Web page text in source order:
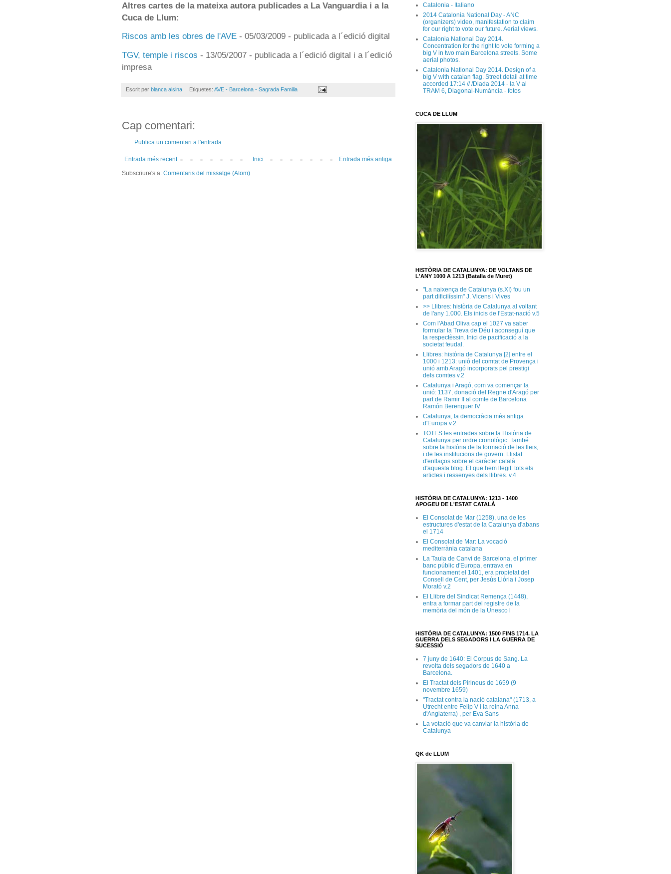
Altres cartes de la mateixa autora publicades a La Vanguardia i a la
Cuca de Llum:
Riscos amb les obres de l'AVE - 05/03/2009 - publicada a l´edició digital
TGV, temple i riscos - 13/05/2007 - publicada a l´edició digital i a l´edició
impresa
Escrit per blanca alsina Etiquetes: AVE - Barcelona - Sagrada Familia
Cap comentari:
Publica un comentari a l'entrada
Entrada més recent Entrada més antiga
Inici
Subscriure's a: Comentaris del missatge (Atom)
Catalonia - Italiano
2014 Catalonia National Day - ANC
(organizers) video, manifestation to claim
for our right to vote our future. Aerial views.
Catalonia National Day 2014.
Concentration for the right to vote forming a
big V in two main Barcelona streets. Some
aerial photos.
Catalonia National Day 2014. Design of a
big V with catalan flag. Street detail at time
accorded 17:14 // /Diada 2014 - la V al
TRAM 6, Diagonal-Numància - fotos
CUCA DE LLUM
HISTÒRIA DE CATALUNYA: DE VOLTANS DE
L'ANY 1000 A 1213 (Batalla de Muret)
"La naixença de Catalunya (s.XI) fou un
part dificilíssim" J. Vicens i Vives
>> Llibres: història de Catalunya al voltant
de l'any 1.000. Els inicis de l'Estat-nació v.5
Com l'Abad Oliva cap el 1027 va saber
formular la Treva de Déu i aconseguí que
la respectèssin. Inici de pacificació a la
societat feudal.
Llibres: història de Catalunya [2] entre el
1000 i 1213: unió del comtat de Provença i
unió amb Aragó incorporats pel prestigi
dels comtes v.2
Catalunya i Aragó, com va començar la
unió: 1137, donació del Regne d'Aragó per
part de Ramir II al comte de Barcelona
Ramón Berenguer IV
Catalunya, la democràcia més antiga
d'Europa v.2
TOTES les entrades sobre la Història de
Catalunya per ordre cronològic. També
sobre la història de la formació de les lleis,
i de les institucions de govern. Llistat
d'enllaços sobre el caràcter català
d'aquesta blog. El que hem llegit: tots els
articles i ressenyes dels llibres. v.4
HISTÒRIA DE CATALUNYA: 1213 - 1400
APOGEU DE L'ESTAT CATALÀ
El Consolat de Mar (1258), una de les
estructures d'estat de la Catalunya d'abans
el 1714
El Consolat de Mar: La vocació
mediterrània catalana
La Taula de Canvi de Barcelona, el primer
banc públic d'Europa, entrava en
funcionament el 1401, era propietat del
Consell de Cent, per Jesús Llòria i Josep
Morató v.2
El Llibre del Sindicat Remença (1448),
entra a formar part del registre de la
memòria del món de la Unesco l
HISTÒRIA DE CATALUNYA: 1500 FINS 1714. LA
GUERRA DELS SEGADORS I LA GUERRA DE
SUCESSIÓ
7 juny de 1640: El Corpus de Sang. La
revolta dels segadors de 1640 a
Barcelona.
El Tractat dels Pirineus de 1659 (9
novembre 1659)
"Tractat contra la nació catalana" (1713, a
Utrecht entre Felip V i la reina Anna
d'Anglaterra) , per Eva Sans
La votació que va canviar la història de
Catalunya
QK de LLUM